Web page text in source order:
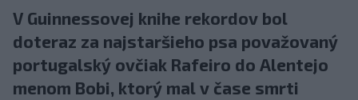
V Guinnessovej knihe rekordov bol
doteraz za najstaršieho psa považovaný
portugalský ovčiak Rafeiro do Alentejo
menom Bobi, ktorý mal v čase smrti